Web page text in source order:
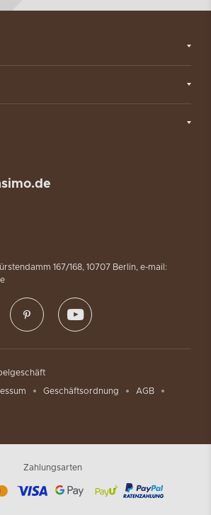
167/168, 10707 Berlin, e-mail:
Geschäftsordnung
AGB
Zahlungsarten